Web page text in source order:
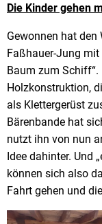
Die Kinder gehen
Gewonnen hat
Faßhauer-Jung mit
Baum zum Schiff“.
Holzkonstruktion,
als Klettergerüst
Bärenbande hat
nutzt ihn von nun
Idee dahinter. Und
können sich also
Fahrt gehen und